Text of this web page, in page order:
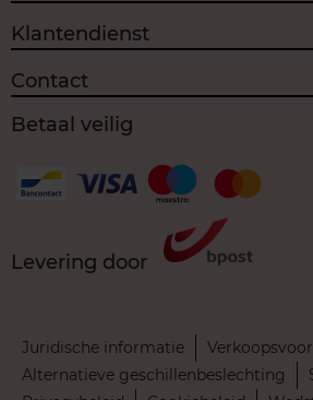
Klantendienst
Contact
Betaal veilig
Levering door
Juridische informatie
Alternatieve geschillenbeslechting